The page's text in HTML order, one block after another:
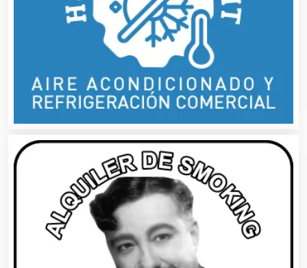
Asociaciones Civiles
Audio, Sonido e Iluminación
Audios para Eventos